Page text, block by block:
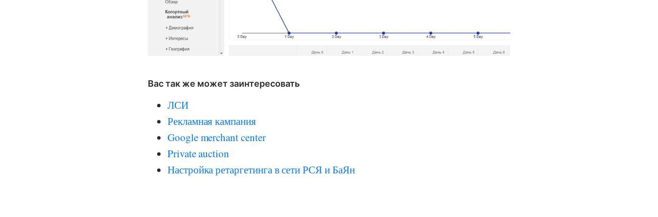
Вас так же может заинтересовать
ЛСИ
Рекламная кампания
Google merchant center
Private auction
Настройка ретаргетинга в сети РСЯ и БаЯн